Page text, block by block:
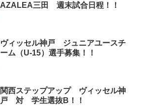
AZALEA三田 週末試合日程！！
ヴィッセル神戸 ジュニアユースチ
ーム（U-15）選手募集！！
関西ステップアップ ヴィッセル神
戸 対 学生選抜B！！